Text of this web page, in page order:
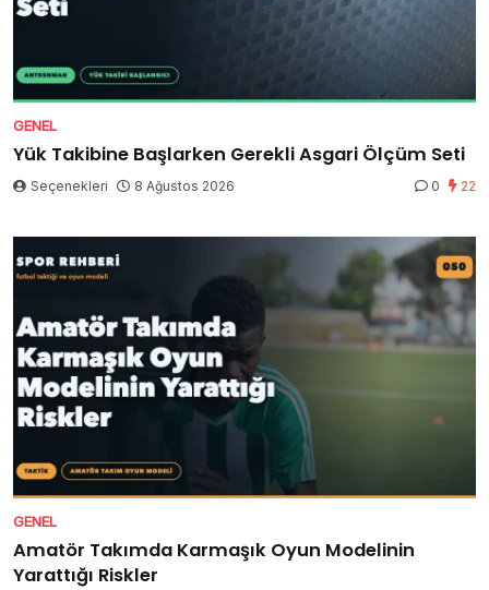
GENEL
Yük Takibine Başlarken Gerekli Asgari Ölçüm Seti
Seçenekleri 8 Ağustos 2026 0 22
GENEL
Amatör Takımda Karmaşık Oyun Modelinin
Yarattığı Riskler